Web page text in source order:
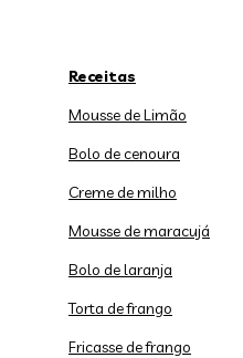
Receitas
Mousse de Limão
Bolo de cenoura
Creme de milho
Mousse de maracujá
Bolo de laranja
Torta de frango
Fricasse de frango